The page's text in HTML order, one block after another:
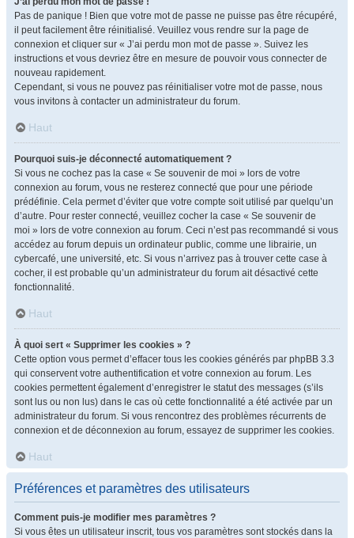
Pas de panique ! Bien que votre mot de passe ne puisse pas être récupéré,
il peut facilement être réinitialisé. Veuillez vous rendre sur la page de
connexion et cliquer sur « J’ai perdu mon mot de passe ». Suivez les
instructions et vous devriez être en mesure de pouvoir vous connecter de
nouveau rapidement.
Cependant, si vous ne pouvez pas réinitialiser votre mot de passe, nous
vous invitons à contacter un administrateur du forum.
Haut
Pourquoi suis-je déconnecté automatiquement ?
Si vous ne cochez pas la case « Se souvenir de moi » lors de votre
connexion au forum, vous ne resterez connecté que pour une période
prédéfinie. Cela permet d’éviter que votre compte soit utilisé par quelqu’un
d’autre. Pour rester connecté, veuillez cocher la case « Se souvenir de
moi » lors de votre connexion au forum. Ceci n’est pas recommandé si vous
accédez au forum depuis un ordinateur public, comme une librairie, un
cybercafé, une université, etc. Si vous n’arrivez pas à trouver cette case à
cocher, il est probable qu’un administrateur du forum ait désactivé cette
fonctionnalité.
Haut
À quoi sert « Supprimer les cookies » ?
Cette option vous permet d’effacer tous les cookies générés par phpBB 3.3
qui conservent votre authentification et votre connexion au forum. Les
cookies permettent également d’enregistrer le statut des messages (s’ils
sont lus ou non lus) dans le cas où cette fonctionnalité a été activée par un
administrateur du forum. Si vous rencontrez des problèmes récurrents de
connexion et de déconnexion au forum, essayez de supprimer les cookies.
Haut
Préférences et paramètres des utilisateurs
Comment puis-je modifier mes paramètres ?
Si vous êtes un utilisateur inscrit, tous vos paramètres sont stockés dans la